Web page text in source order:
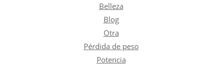
Belleza
Blog
Otra
Pérdida de peso
Potencia